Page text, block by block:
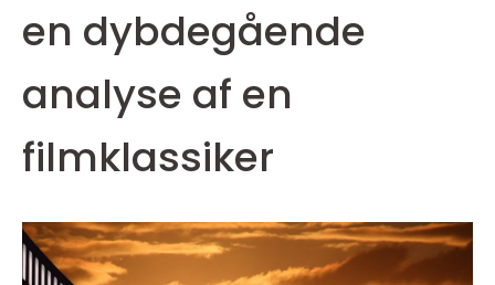
en dybdegående
analyse af en
filmklassiker